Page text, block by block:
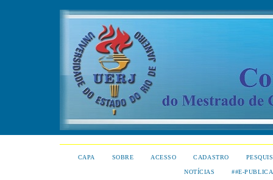
CAPA SOBRE ACESSO CADASTRO
NOTÍCIAS ##E-